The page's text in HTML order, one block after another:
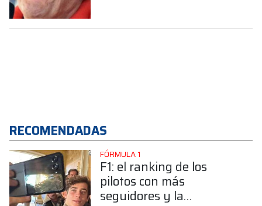
RECOMENDADAS
FÓRMULA 1
F1: el ranking de los
pilotos con más
seguidores y la